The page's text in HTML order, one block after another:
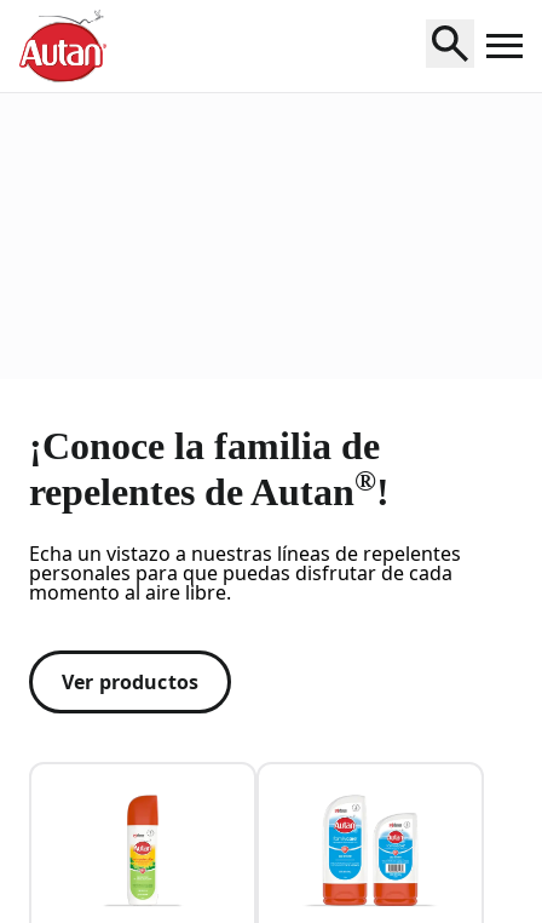
¡Conoce la familia de
repelentes de Autan®!
Echa un vistazo a nuestras líneas de repelentes
personales para que puedas disfrutar de cada
momento al aire libre.
Ver productos